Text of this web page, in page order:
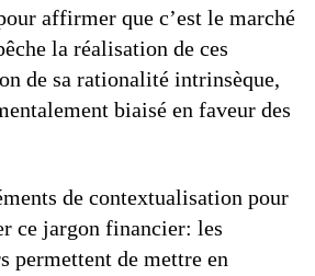
affirmer que c’est le marché
la réalisation de ces
de sa rationalité intrinsèque,
biaisé en faveur des
de contextualisation pour
ce jargon financier: les
permettent de mettre en